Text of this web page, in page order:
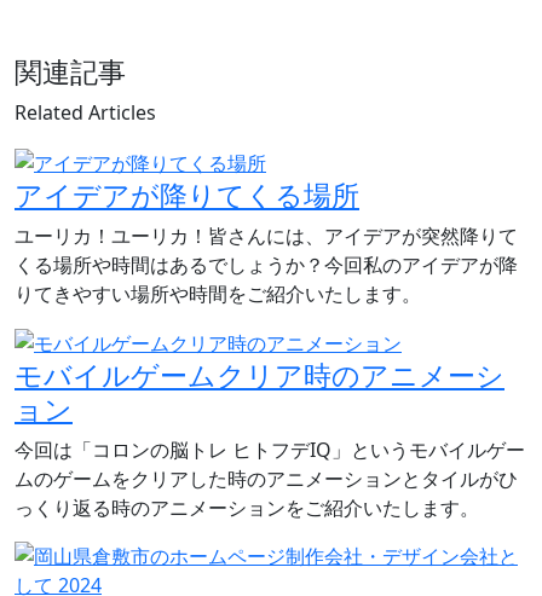
関連記事
Related Articles
アイデアが降りてくる場所
ユーリカ！ユーリカ！皆さんには、アイデアが突然降りて
くる場所や時間はあるでしょうか？今回私のアイデアが降
りてきやすい場所や時間をご紹介いたします。
モバイルゲームクリア時のアニメーシ
ョン
今回は「コロンの脳トレ ヒトフデIQ」というモバイルゲー
ムのゲームをクリアした時のアニメーションとタイルがひ
っくり返る時のアニメーションをご紹介いたします。